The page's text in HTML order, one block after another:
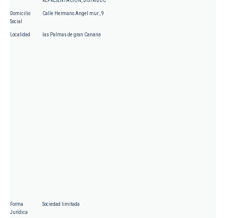
Domicilio
Social
Calle Hermano Angel mur , 9
Localidad las Palmas de gran Canaria
Forma
Jurídica
Sociedad limitada